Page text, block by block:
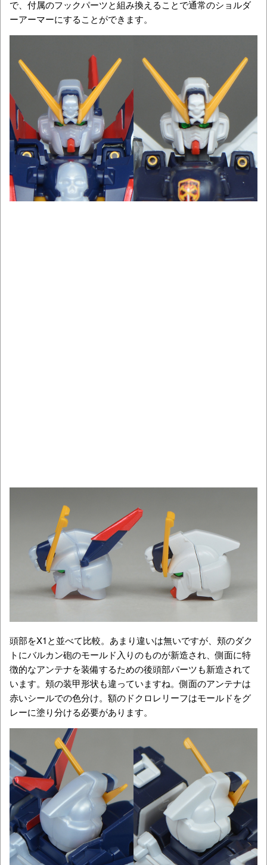
で、付属のフックパーツと組み換えることで通常のショルダ
ーアーマーにすることができます。
頭部をX1と並べて比較。あまり違いは無いですが、頬のダク
トにバルカン砲のモールド入りのものが新造され、側面に特
徴的なアンテナを装備するための後頭部パーツも新造されて
います。頬の装甲形状も違っていますね。側面のアンテナは
赤いシールでの色分け。額のドクロレリーフはモールドをグ
レーに塗り分ける必要があります。